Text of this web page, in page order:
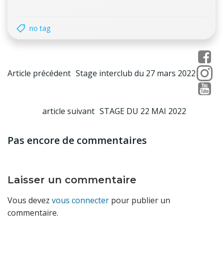
no tag
Post
Article précédent Stage interclub du 27 mars 2022
Post
navigation
article suivant STAGE DU 22 MAI 2022
Pas encore de commentaires
Laisser un commentaire
Vous devez vous connecter pour publier un
commentaire.